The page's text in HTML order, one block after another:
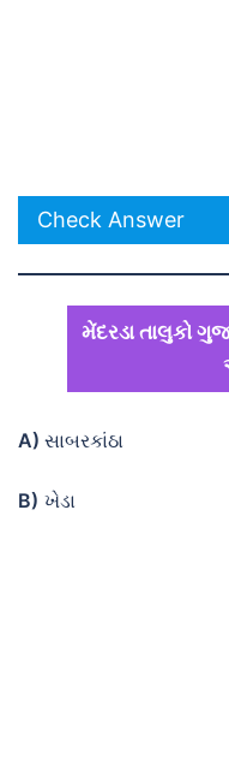
Check Answer
મેંદરડા તાલુકો
A) સાબરકાંઠા
B) ખેડા